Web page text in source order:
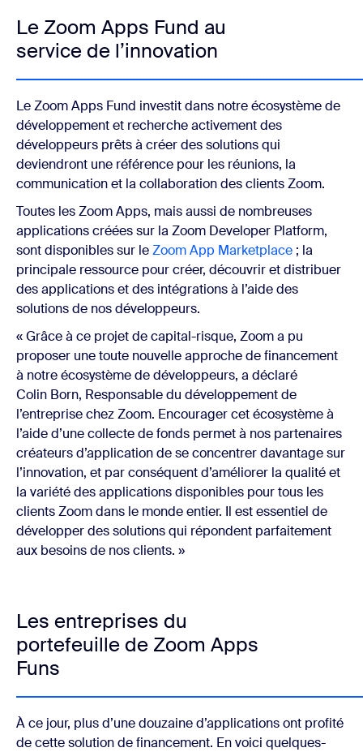
Le Zoom Apps Fund au
service de l’innovation
Le Zoom Apps Fund investit dans notre écosystème de
développement et recherche activement des
développeurs prêts à créer des solutions qui
deviendront une référence pour les réunions, la
communication et la collaboration des clients Zoom.
Toutes les Zoom Apps, mais aussi de nombreuses
applications créées sur la Zoom Developer Platform,
sont disponibles sur leZoom App Marketplace ; la
principale ressource pour créer, découvrir et distribuer
des applications et des intégrations à l’aide des
solutions de nos développeurs.
« Grâce à ce projet de capital-risque, Zoom a pu
proposer une toute nouvelle approche de financement
à notre écosystème de développeurs, a déclaré
Colin Born, Responsable du développement de
l’entreprise chez Zoom. Encourager cet écosystème à
l’aide d’une collecte de fonds permet à nos partenaires
créateurs d’application de se concentrer davantage sur
l’innovation, et par conséquent d’améliorer la qualité et
la variété des applications disponibles pour tous les
clients Zoom dans le monde entier. Il est essentiel de
développer des solutions qui répondent parfaitement
aux besoins de nos clients. »
Les entreprises du
portefeuille de Zoom Apps
Funs
À ce jour, plus d’une douzaine d’applications ont profité
de cette solution de financement. En voici quelques-